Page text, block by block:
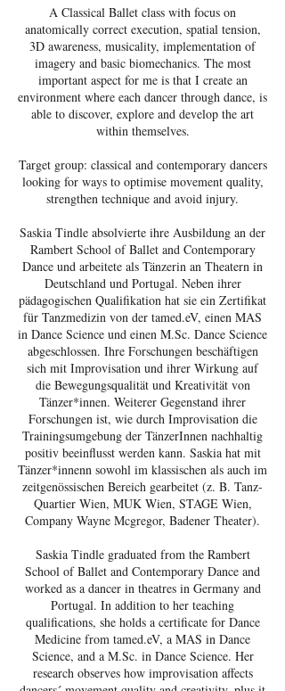
A Classical Ballet class with focus on
anatomically correct execution, spatial tension,
3D awareness, musicality, implementation of
imagery and basic biomechanics. The most
important aspect for me is that I create an
environment where each dancer through dance, is
able to discover, explore and develop the art
within themselves.
Target group: classical and contemporary dancers
looking for ways to optimise movement quality,
strengthen technique and avoid injury.
Saskia Tindle absolvierte ihre Ausbildung an der
Rambert School of Ballet and Contemporary
Dance und arbeitete als Tänzerin an Theatern in
Deutschland und Portugal. Neben ihrer
pädagogischen Qualifikation hat sie ein Zertifikat
für Tanzmedizin von der tamed.eV, einen MAS
in Dance Science und einen M.Sc. Dance Science
abgeschlossen. Ihre Forschungen beschäftigen
sich mit Improvisation und ihrer Wirkung auf
die Bewegungsqualität und Kreativität von
Tänzer*innen. Weiterer Gegenstand ihrer
Forschungen ist, wie durch Improvisation die
Trainingsumgebung der TänzerInnen nachhaltig
positiv beeinflusst werden kann. Saskia hat mit
Tänzer*innenn sowohl im klassischen als auch im
zeitgenössischen Bereich gearbeitet (z. B. Tanz-
Quartier Wien, MUK Wien, STAGE Wien,
Company Wayne Mcgregor, Badener Theater).
Saskia Tindle graduated from the Rambert
School of Ballet and Contemporary Dance and
worked as a dancer in theatres in Germany and
Portugal. In addition to her teaching
qualifications, she holds a certificate for Dance
Medicine from tamed.eV, a MAS in Dance
Science, and a M.Sc. in Dance Science. Her
research observes how improvisation affects